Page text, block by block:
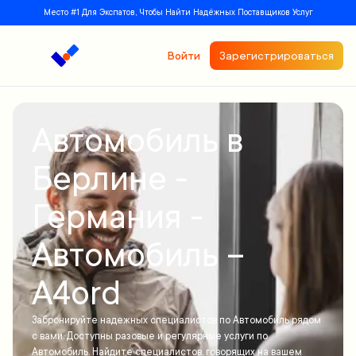
Место #1 Для Экспатов, Чтобы Найти Надёжных Поставщиков Услуг
Войти Зарегистрироваться
Автомобиль в
Берлине -
Германия -
Автомобиль –
A4ord
Забронируйте надежных специалистов по Автомобиль рядом
с вами. Доступны разовые и регулярные услуги по
Автомобиль. Найдите специалистов, говорящих на вашем